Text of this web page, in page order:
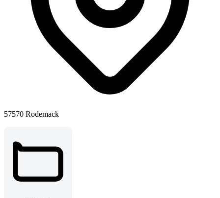
57570 Rodemack